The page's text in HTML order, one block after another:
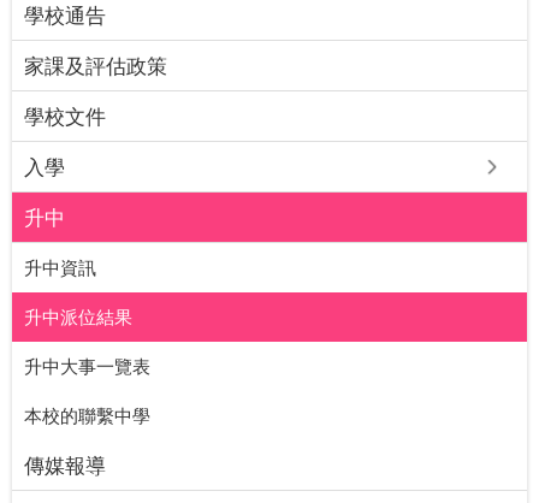
學校通告
家課及評估政策
學校文件
入學
升中
升中資訊
升中派位結果
升中大事一覽表
本校的聯繫中學
傳媒報導